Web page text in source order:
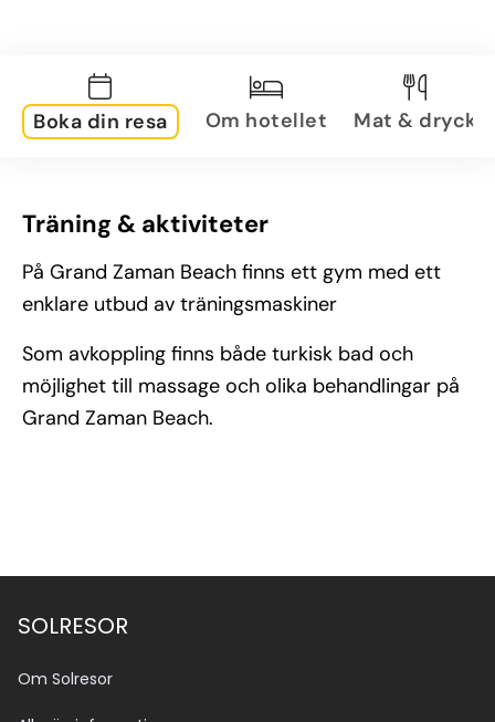
Boka din resa Om hotellet Mat & dryck
Träning & aktiviteter
På Grand Zaman Beach finns ett gym med ett
enklare utbud av träningsmaskiner
Som avkoppling finns både turkisk bad och
möjlighet till massage och olika behandlingar på
Grand Zaman Beach.
SOLRESOR
Om Solresor